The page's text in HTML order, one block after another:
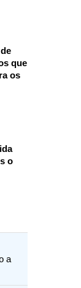
que
os
o
a